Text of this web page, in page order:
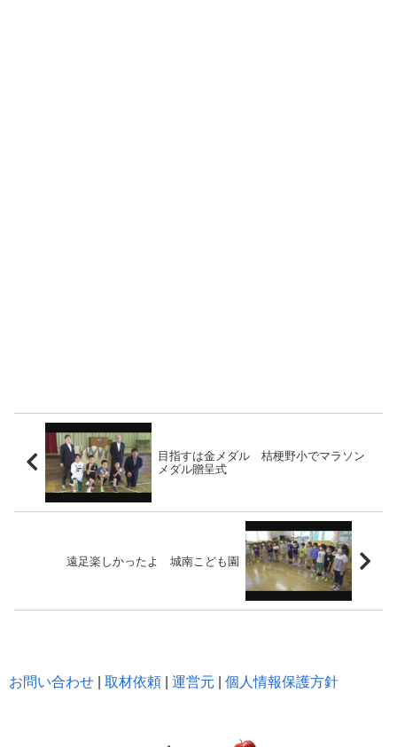
目指すは金メダル 桔梗野小でマラソン
メダル贈呈式
遠足楽しかったよ 城南こども園
お問い合わせ 取材依頼 運営元 個人情報保護方針